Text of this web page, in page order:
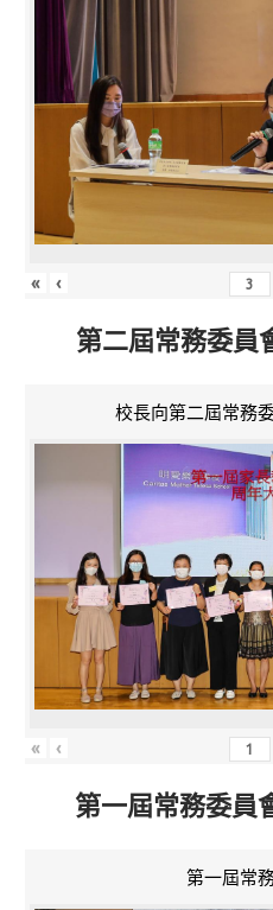
« ‹
第二屆常務委
校長向第二屆常務
« ‹
第一屆常務委
第一屆常